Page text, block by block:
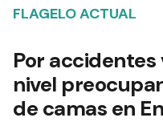
FLAGELO ACTUAL
Por accidentes
nivel
de camas en